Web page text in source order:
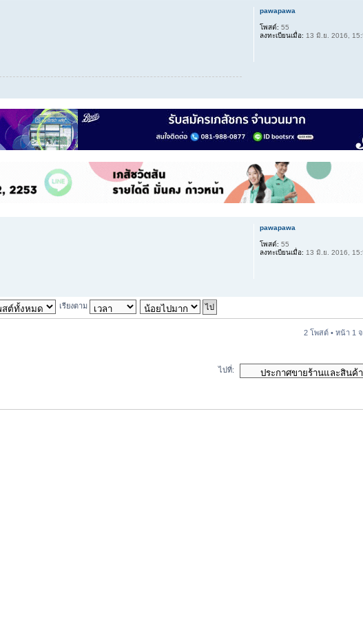
pawapawa
โพสต์: 55
ลงทะเบียนเมื่อ: 13 มิ.ย. 2016,
pawapawa
โพสต์: 55
ลงทะเบียนเมื่อ: 13 มิ.ย. 2016,
เรียงตาม
2 โพสต์ • หน้า 1
ไปที่: